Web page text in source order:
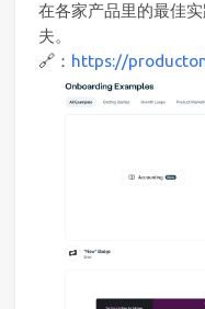
在各家产品里的最佳
夫。
🔗： https://